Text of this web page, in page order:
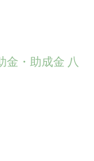
金・助成金 八